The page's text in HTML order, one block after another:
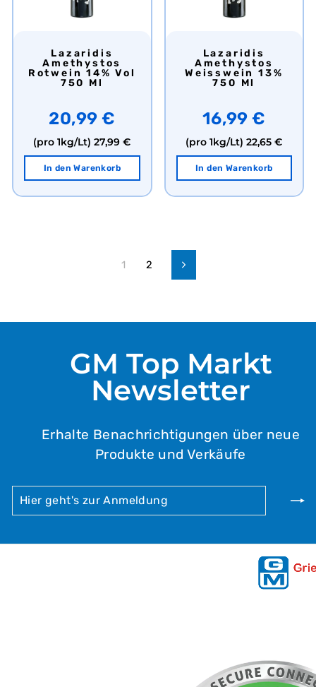
Lazaridis
Amethystos
Rotwein 14% Vol
750 Ml
20,99 €
(pro 1kg/Lt) 27,99 €
In den Warenkorb
Lazaridis
Amethystos
Weisswein 13%
750 Ml
16,99 €
(pro 1kg/Lt) 22,65 €
In den Warenkorb
1 2 Vorwärts
GM Top Markt
Newsletter
Erhalte Benachrichtigungen über neue
Produkte und Verkäufe
ZUR